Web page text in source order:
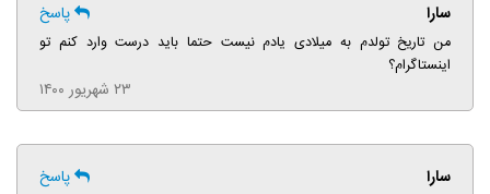
سارا پاسخ
من تاریخ تولدم به میلادی یادم نیست حتما باید درست وارد کنم تو
اینستاگرام؟
۲۳ شهریور ۱۴۰۰
سارا پاسخ